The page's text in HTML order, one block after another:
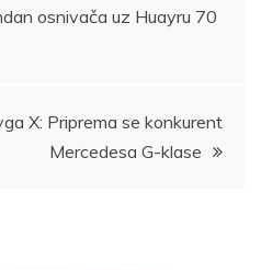
osnivača uz Huayru 70
X: Priprema se konkurent
Mercedesa G-klase